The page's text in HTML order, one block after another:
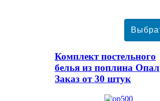
Комплект постельного
белья из поплина Опал
Заказ от 30 штук